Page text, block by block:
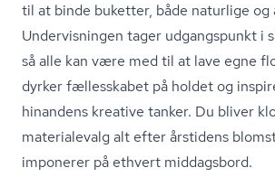
til at binde buketter, både naturlige og
Undervisningen tager udgangspunkt i
så alle kan være med til at lave egne
dyrker fællesskabet på holdet og
hinandens kreative tanker. Du bliver
materialevalg alt efter årstidens
imponerer på ethvert middagsbord.